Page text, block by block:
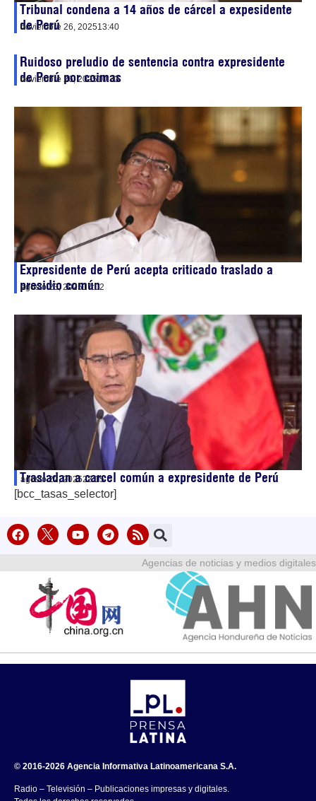
Tribunal condena a 14 años de cárcel a expesidente
de Perú
noviembre 26, 202513:40
Ruidoso preludio de sentencia contra expresidente
de Perú por coimas
noviembre 26, 202510:33
Expresidente de Perú acepta criticado traslado a
presidio común
agosto 23, 202517:02
Trasladan a carcel común a expresidente de Perú
agosto 22, 202523:15
[bcc_tasas_selector]
Agencias de noticias y medios digitales
© 2016-2026 Agencia Informativa Latinoamericana S.A.
Radio – Televisión – Publicaciones impresas y digitales.